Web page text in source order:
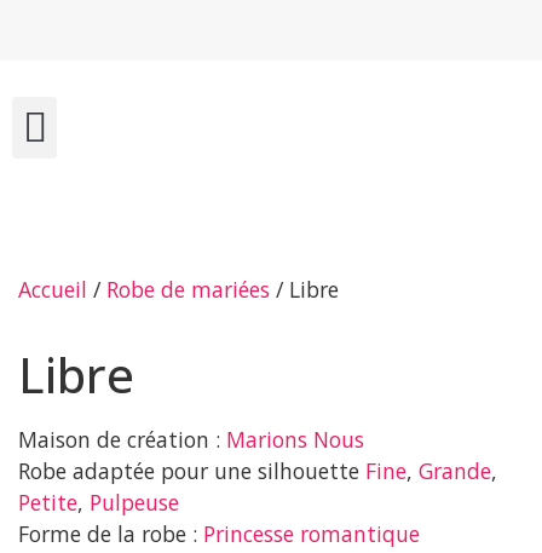
Accueil / Robe de mariées / Libre
Libre
Maison de création : Marions Nous
Robe adaptée pour une silhouette Fine, Grande,
Petite, Pulpeuse
Forme de la robe : Princesse romantique